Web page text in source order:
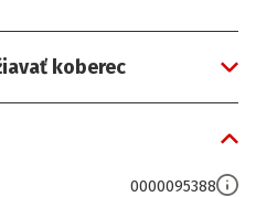
koberec
0000095388